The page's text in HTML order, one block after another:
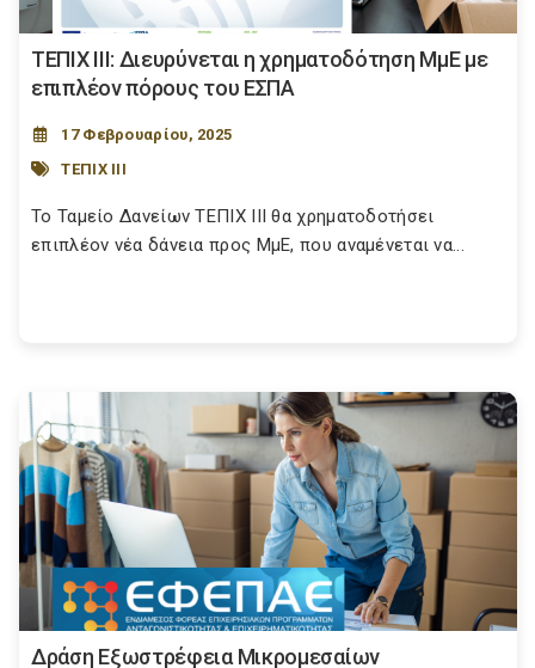
ΤΕΠΙΧ ΙΙΙ: Διευρύνεται η χρηματοδότηση ΜμΕ με
επιπλέον πόρους του ΕΣΠΑ
17 Φεβρουαρίου, 2025
ΤΕΠΙΧ ΙΙΙ
Το Ταμείο Δανείων ΤΕΠΙΧ ΙΙΙ θα χρηματοδοτήσει
επιπλέον νέα δάνεια προς ΜμΕ, που αναμένεται να...
Δράση Εξωστρέφεια Μικρομεσαίων